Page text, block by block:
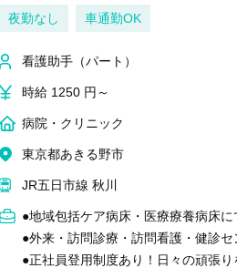
夜勤なし 車通勤OK
看護助手（パート）
時給 1250 円～
病院・クリニック
東京都あきる野市
JR五日市線 秋川
●地域包括ケア病床・医療療養病床に
●外来・訪問診療・訪問看護・健診
●正社員登用制度あり！日々の頑張